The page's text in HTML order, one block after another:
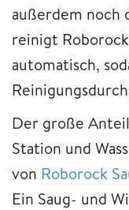
außerdem noch
reinigt
automatisch,
Der große
Station und
von Roborock
Ein Saug- und